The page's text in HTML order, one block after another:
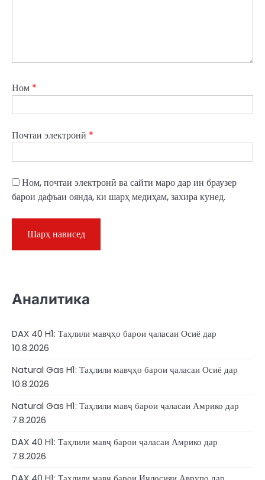
Ном *
Почтаи электронӣ *
Ном, почтаи электронӣ ва сайти маро дар ин браузер
барои дафъаи оянда, ки шарҳ медиҳам, захира кунед.
Аналитика
DAX 40 H1: Таҳлили мавҷҳо барои ҷаласаи Осиё дар
10.8.2026
Natural Gas H1: Таҳлили мавҷҳо барои ҷаласаи Осиё дар
10.8.2026
Natural Gas H1: Таҳлили мавҷ барои ҷаласаи Амрико дар
7.8.2026
DAX 40 H1: Таҳлили мавҷ барои ҷаласаи Амрико дар
7.8.2026